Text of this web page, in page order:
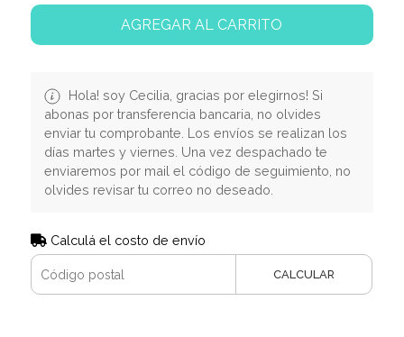
AGREGAR AL CARRITO
Hola! soy Cecilia, gracias por elegirnos! Si
abonas por transferencia bancaria, no olvides
enviar tu comprobante. Los envíos se realizan los
días martes y viernes. Una vez despachado te
enviaremos por mail el código de seguimiento, no
olvides revisar tu correo no deseado.
Calculá el costo de envío
CALCULAR